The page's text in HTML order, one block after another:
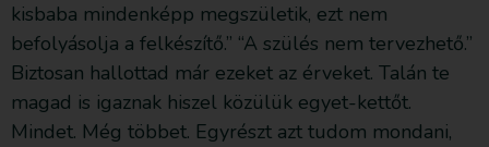
kisbaba mindenképp megszületik, ezt nem
befolyásolja a felkészítő.” “A szülés nem tervezhető.”
Biztosan hallottad már ezeket az érveket. Talán te
magad is igaznak hiszel közülük egyet-kettőt.
Mindet. Még többet. Egyrészt azt tudom mondani,